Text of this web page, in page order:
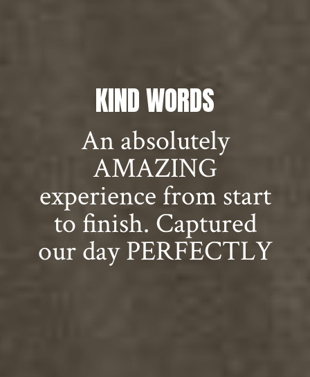
KIND WORDS
An absolutely
AMAZING
experience from start
to finish. Captured
our day PERFECTLY